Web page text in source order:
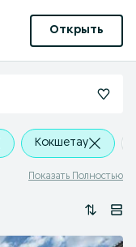
Открыть
Кокшетау
Показать Полностью